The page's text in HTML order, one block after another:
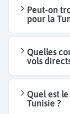
Peut-on
pour la
Quelles
vols
Quel est
Tunisie ?